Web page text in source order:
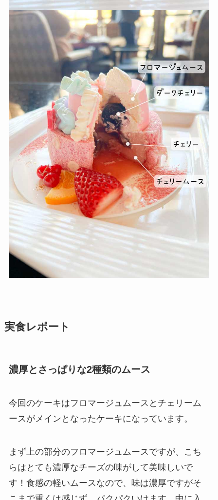
実食レポート
濃厚とさっぱりな2種類のムース
今回のケーキはフロマージュムースとチェリーム
ースがメインとなったケーキになっています。
まず上の部分のフロマージュムースですが、こち
らはとても濃厚なチーズの味がして美味しいで
す！食感の軽いムースなので、味は濃厚ですがそ